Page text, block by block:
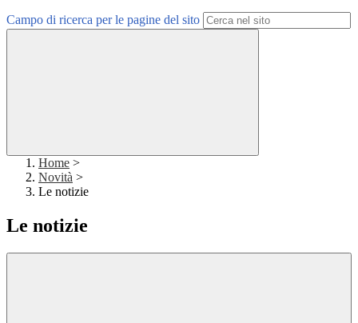
Campo di ricerca per le pagine del sito
Home >
Novità >
Le notizie
Le notizie